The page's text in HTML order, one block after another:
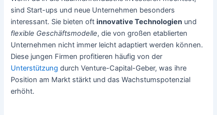
sind Start-ups und neue Unternehmen besonders
interessant. Sie bieten oftinnovative Technologien und
flexible Geschäftsmodelle, die von großen etablierten
Unternehmen nicht immer leicht adaptiert werden können.
Diese jungen Firmen profitieren häufig von der
Unterstützung durch Venture-Capital-Geber, was ihre
Position am Markt stärkt und das Wachstumspotenzial
erhöht.